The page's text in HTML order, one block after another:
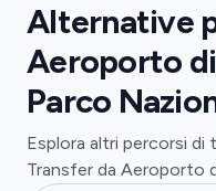
Alternative
Aeroporto
Parco
Esplora altri percorsi
Transfer da Aeroporto